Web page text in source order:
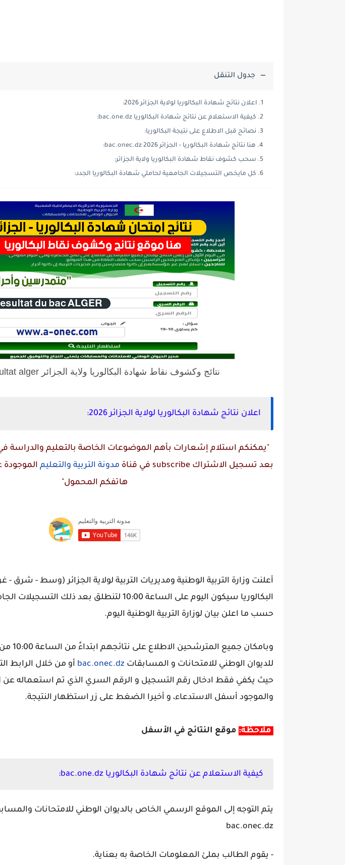
جدول التنقل
اعلان نتائج شهادة البكالوريا لولاية الجزائر 2026:
كيفية الاستعلام عن نتائج شهادة البكالوريا bac.one.dz:
نصائح قبل الاطلاع على نتيجة البكالوريا:
هنا نتائج شهادة البكالوريا - الجزائر 2026 bac.onec.dz:
سحب كشوف نقاط شهادة البكالوريا ولاية الجزائر:
كل مايخص التسجيلات الجامعية لحاملي شهادة البكالوريا الجدد:
نتائج وكشوف نقاط شهادة البكالوريا ولاية الجزائر bac resultat alger
اعلان نتائج شهادة البكالوريا لولاية الجزائر 2026:
"يمكنكم استلام إشعارات بأهم الموضوعات الخاصة بالتعليم والدراسة
بعد تسجيل الاشتراكsubscribe في قناة مدونة التربية والتعليم
هاتفكم المحمول"
أعلنت وزارة التربية الوطنية ومديريات التربية لولاية الجزائر (وسط - شرق -
حسب ما اعلن بيان لوزارة التربية الوطنية اليوم.
وبامكان
للديوان الوطني للامتحانات و المسابقات bac.onec.dz أو من خلال الرابط
حيث يكفي فقط ادخال رقم التسجيل و الرقم السري الذي تم استعماله عن
والموجود أسفل الاستدعاء، و أخيرا الضغط على زر استظهار النتيجة.
ملاحظة: موقع النتائج في الأسفل
كيفية الاستعلام عن نتائج شهادة البكالوريا bac.one.dz:
يتم التوجه إلى الموقع الرسمي الخاص بالديوان الوطني للامتحانات
bac.onec.dz
- يقوم الطالب بملئ المعلومات الخاصة به بعناية.